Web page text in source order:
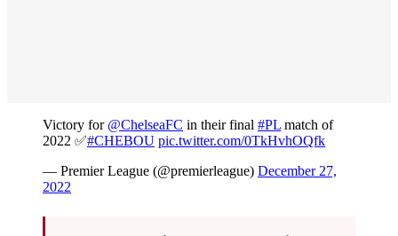
Victory for @ChelseaFC in their final #PL match of
2022 ✅#CHEBOU pic.twitter.com/0TkHvhOQfk
— Premier League (@premierleague) December 27,
2022